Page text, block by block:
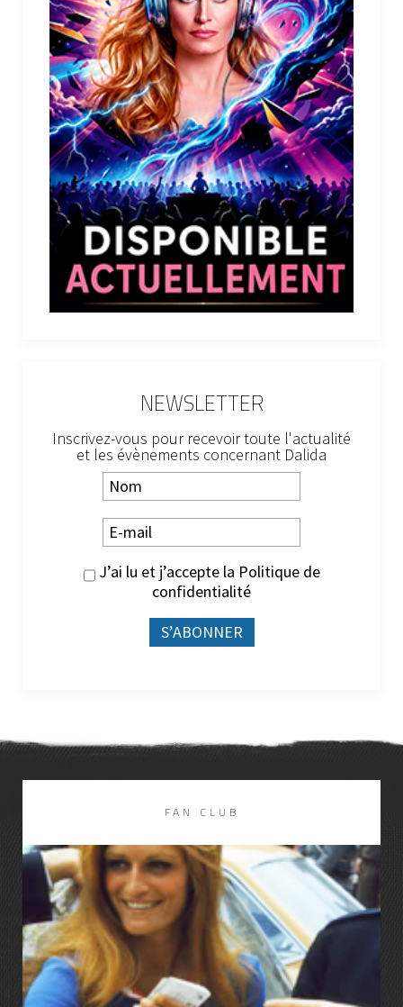
NEWSLETTER
Inscrivez-vous pour recevoir toute l'actualité
et les évènements concernant Dalida
J’ai lu et j’accepte la Politique de
confidentialité
FAN CLUB
LIRE LA SUITE